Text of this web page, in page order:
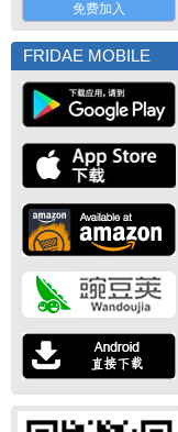
免费加入
FRIDAE MOBILE